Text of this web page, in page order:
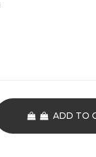
ADD TO